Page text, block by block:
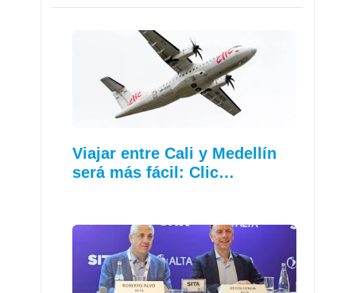
Viajar entre Cali y Medellín
será más fácil: Clic…